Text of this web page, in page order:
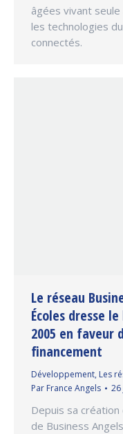
âgées vivant
les technologies
connectés.
Le réseau
Écoles dresse
2005 en faveur
financement
Développement, Les
Par France Angels 26
Depuis sa
de Business